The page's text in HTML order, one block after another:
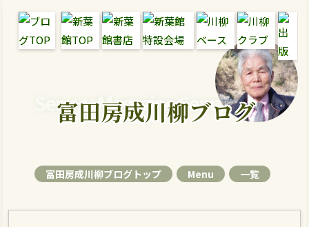
Senryu Magazine Senryu Blog
富田房成川柳ブログ
富田房成川柳ブログトップ Menu 一覧